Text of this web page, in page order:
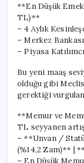
**En Düşük
TL)**
– 4 Aylık
– Merkez
– Piyasa
Bu yeni maaş
olduğu gibi
gerektiği
**Memur ve
TL seyyanen
– **Unvan /
(%14,2 Zam)** |
– En Düşük